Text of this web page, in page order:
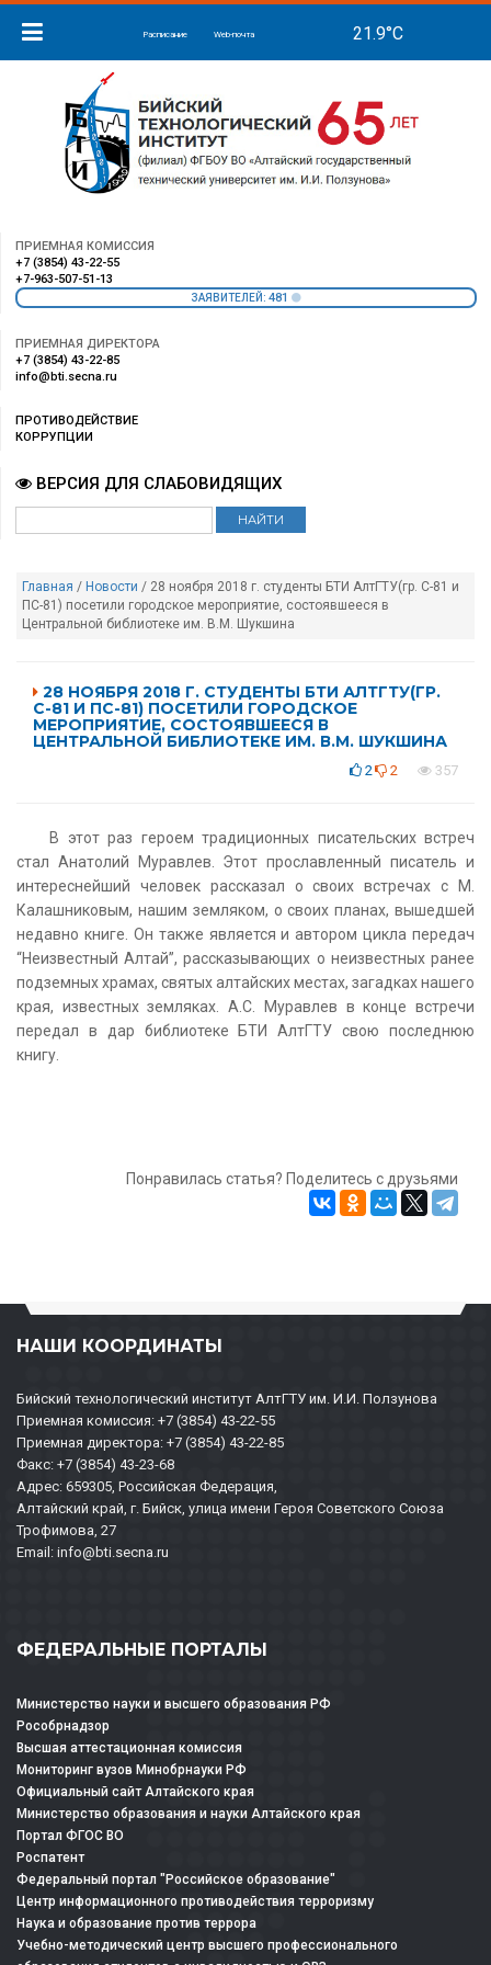
Расписание Web-почта
ПРИЕМНАЯ КОМИССИЯ
+7 (3854) 43-22-55
+7-963-507-51-13
ЗАЯВИТЕЛЕЙ: 481
ПРИЕМНАЯ ДИРЕКТОРА
+7 (3854) 43-22-85
info@bti.secna.ru
ПРОТИВОДЕЙСТВИЕ
КОРРУПЦИИ
ВЕРСИЯ ДЛЯ СЛАБОВИДЯЩИХ
Главная / Новости / 28 ноября 2018 г. студенты БТИ АлтГТУ(гр. С-81 и
ПС-81) посетили городское мероприятие, состоявшееся в
Центральной библиотеке им. В.М. Шукшина
28 НОЯБРЯ 2018 Г. СТУДЕНТЫ БТИ АЛТГТУ(ГР.
С-81 И ПС-81) ПОСЕТИЛИ ГОРОДСКОЕ
МЕРОПРИЯТИЕ, СОСТОЯВШЕЕСЯ В
ЦЕНТРАЛЬНОЙ БИБЛИОТЕКЕ ИМ. В.М. ШУКШИНА
2 2 357
В этот раз героем традиционных писательских встреч
стал Анатолий Муравлев. Этот прославленный писатель и
интереснейший человек рассказал о своих встречах с М.
Калашниковым, нашим земляком, о своих планах, вышедшей
недавно книге. Он также является и автором цикла передач
“Неизвестный Алтай”, рассказывающих о неизвестных ранее
подземных храмах, святых алтайских местах, загадках нашего
края, известных земляках. А.С. Муравлев в конце встречи
передал в дар библиотеке БТИ АлтГТУ свою последнюю
книгу.
Понравилась статья? Поделитесь с друзьями
НАШИ КООРДИНАТЫ
Бийский технологический институт АлтГТУ им. И.И. Ползунова
Приемная комиссия: +7 (3854) 43-22-55
Приемная директора: +7 (3854) 43-22-85
Факс: +7 (3854) 43-23-68
Адрес: 659305, Российская Федерация,
Алтайский край, г. Бийск, улица имени Героя Советского Союза
Трофимова, 27
Email: info@bti.secna.ru
ФЕДЕРАЛЬНЫЕ ПОРТАЛЫ
Министерство науки и высшего образования РФ
Рособрнадзор
Высшая аттестационная комиссия
Мониторинг вузов Минобрнауки РФ
Официальный сайт Алтайского края
Министерство образования и науки Алтайского края
Портал ФГОС ВО
Роспатент
Федеральный портал "Российское образование"
Центр информационного противодействия терроризму
Наука и образование против террора
Учебно-методический центр высшего профессионального